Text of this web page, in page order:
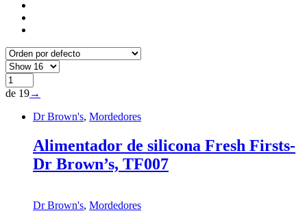
de 19→
Dr Brown's, Mordedores
Alimentador de silicona Fresh Firsts-
Dr Brown’s, TF007
Dr Brown's, Mordedores